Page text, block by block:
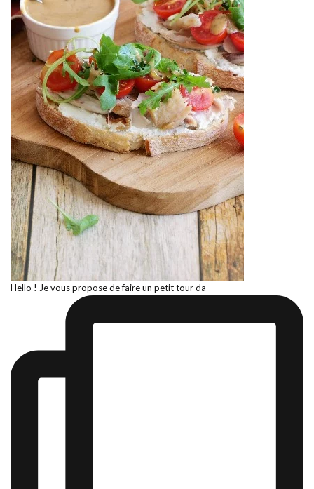
Hello ! Je vous propose de faire un petit tour da